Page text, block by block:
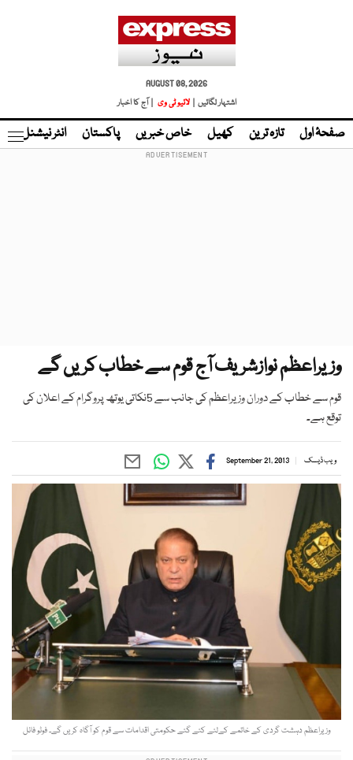
AUGUST 08, 2026
اشتہار لگائیں |
لائیو ٹی وی | آج کا اخبار
صفحۂ اول تازہ ترین کھیل خاص خبریں پاکستان انٹر نیشنل
وزیراعظم نوازشریف آج قوم سے خطاب کریں گے
قوم سے خطاب کے دوران وزیراعظم کی جانب سے 5نکاتی یوتھ پروگرام کے اعلان کی
توقع ہے۔
ویب ڈیسک September 21, 2013
وزیراعظم دہشت گردی کے خاتمے کےلئے کئے گئے حکومتی اقدامات سے قوم کو آگاہ کریں گے۔ فوٹو فائل